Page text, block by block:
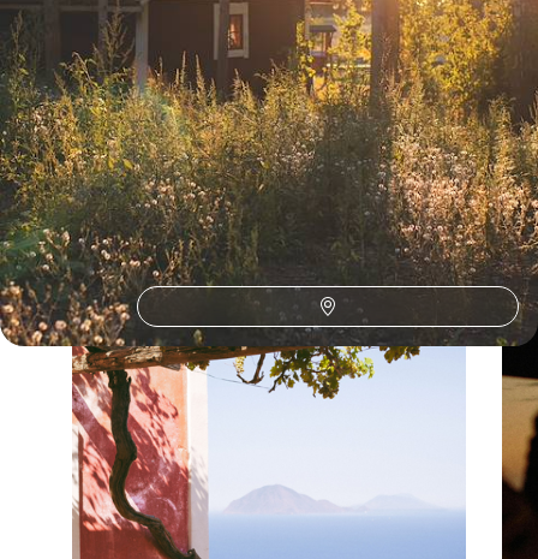
La Suède selonvos envies
Parce que chaque voyageur est différent